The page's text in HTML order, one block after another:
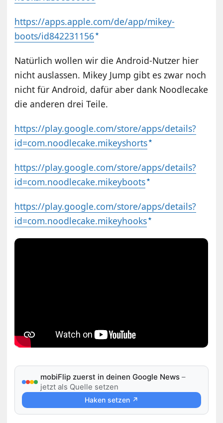
https://apps.apple.com/de/app/mikey-
boots/id842231156
Natürlich wollen wir die Android-Nutzer hier
nicht auslassen. Mikey Jump gibt es zwar noch
nicht für Android, dafür aber dank Noodlecake
die anderen drei Teile.
https://play.google.com/store/apps/details?
id=com.noodlecake.mikeyshorts
https://play.google.com/store/apps/details?
id=com.noodlecake.mikeyboots
https://play.google.com/store/apps/details?
id=com.noodlecake.mikeyhooks
mobiFlip zuerst in deinen Google News –
jetzt als Quelle setzen
Haken setzen ↗